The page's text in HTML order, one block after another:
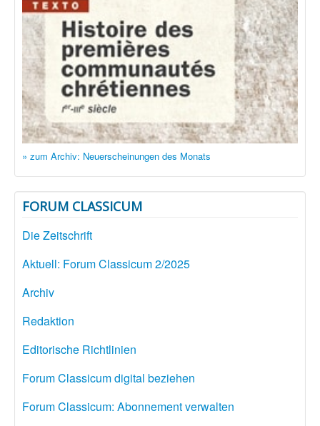
» zum Archiv: Neuerscheinungen des Monats
FORUM CLASSICUM
Die Zeitschrift
Aktuell: Forum Classicum 2/2025
Archiv
Redaktion
Editorische Richtlinien
Forum Classicum digital beziehen
Forum Classicum: Abonnement verwalten